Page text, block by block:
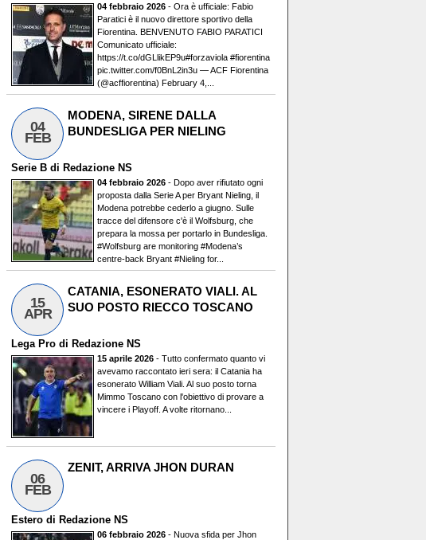
04 febbraio 2026 - Ora è ufficiale: Fabio
Paratici è il nuovo direttore sportivo della
Fiorentina. BENVENUTO FABIO PARATICI️
Comunicato ufficiale:
https://t.co/dGLlikEP9u#forzaviola #fiorentina
pic.twitter.com/f0BnL2in3u — ACF Fiorentina
(@acffiorentina) February 4,...
04
FEB
MODENA, SIRENE DALLA
BUNDESLIGA PER NIELING
Serie B di Redazione NS
04 febbraio 2026 - Dopo aver rifiutato ogni
proposta dalla Serie A per Bryant Nieling, il
Modena potrebbe cederlo a giugno. Sulle
tracce del difensore c'è il Wolfsburg, che
prepara la mossa per portarlo in Bundesliga.
#Wolfsburg are monitoring #Modena’s
centre-back Bryant #Nieling for...
15
APR
CATANIA, ESONERATO VIALI. AL
SUO POSTO RIECCO TOSCANO
Lega Pro di Redazione NS
15 aprile 2026 - Tutto confermato quanto vi
avevamo raccontato ieri sera: il Catania ha
esonerato William Viali. Al suo posto torna
Mimmo Toscano con l'obiettivo di provare a
vincere i Playoff. A volte ritornano...
06
FEB
ZENIT, ARRIVA JHON DURAN
Estero di Redazione NS
06 febbraio 2026 - Nuova sfida per Jhon